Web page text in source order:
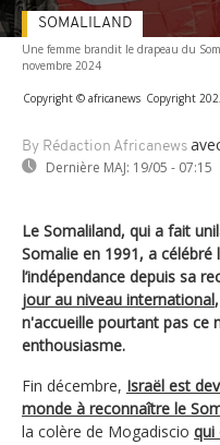
Une femme brandit le drapeau du
novembre 2024
Copyright © africanews Copyright
By Rédaction Africanews
Dernière MAJ: 19/05 - 07:15
SOMALILAND
Le Somaliland, qui a fait
Somalie en 1991, a
l’indépendance depuis sa
jour au niveau international
n'accueille pourtant pas ce
enthousiasme.
Fin décembre, Israël est
monde à reconnaître le
la colère de Mogadiscio qui